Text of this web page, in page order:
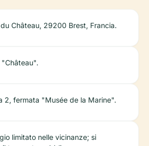
du Château, 29200 Brest, Francia.
"Château".
2, fermata "Musée de la Marine".
limitato nelle vicinanze; si